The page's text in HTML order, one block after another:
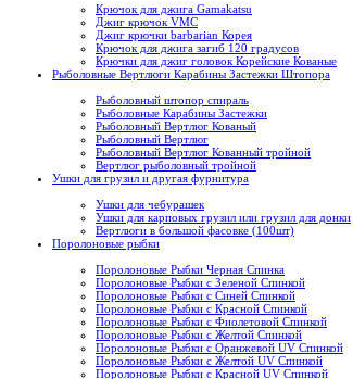
Крючок для джига Gamakatsu
Джиг крючок VMC
Джиг крючки barbarian Корея
Крючок для джига загиб 120 градусов
Крючки для джиг головок Корейские Кованые
Рыболовные Вертлюги Карабины Застежки Штопора
Рыболовный штопор спираль
Рыболовные Карабины Застежки
Рыболовный Вертлюг Кованый
Рыболовный Вертлюг
Рыболовный Вертлюг Кованный тройной
Вертлюг рыболовный тройной
Ушки для грузил и другая фурнитура
Ушки для чебурашек
Ушки для карповых грузил или грузил для донки
Вертлюги в большой фасовке (100шт)
Поролоновые рыбки
Поролоновые Рыбки Черная Спинка
Поролоновые Рыбки с Зеленой Спинкой
Поролоновые Рыбки с Синей Спинкой
Поролоновые Рыбки с Красной Спинкой
Поролоновые Рыбки с Фиолетовой Спинкой
Поролоновые Рыбки с Желтой Спинкой
Поролоновые Рыбки с Оранжевой UV Спинкой
Поролоновые Рыбки с Желтой UV Спинкой
Поролоновые Рыбки с Красной UV Спинкой